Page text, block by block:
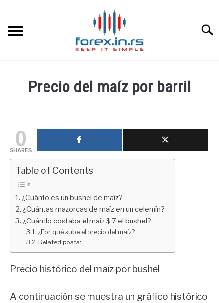
content
LOS MEJORES CORREDORES DE DIVISAS
LA INVERSIÓN
PAMM
CONTACT
Precio del maíz por barril
in
Educación
financiera
0
SHARES
Table of Contents
¿Cuánto es un bushel de maíz?
¿Cuántas mazorcas de maíz en un celemín?
¿Cuándo costaba el maíz $ 7 el bushel?
¿Por qué sube el precio del maíz?
Related posts:
Precio histórico del maíz por bushel
A continuación se muestra un gráfico histórico